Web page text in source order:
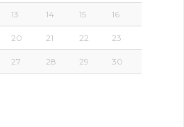
13 14 15 16
20 21 22 23
27 28 29 30